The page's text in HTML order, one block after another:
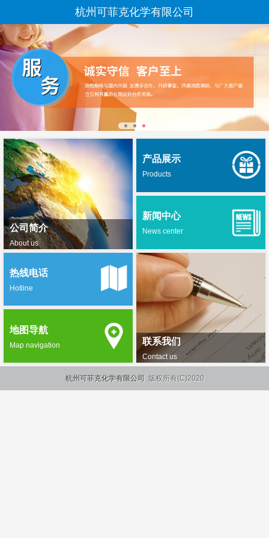
杭州可菲克化学有限公司
公司简介
About us
产品展示
Products
新闻中心
News center
联系我们
Contact us
热线电话
Hotline
地图导航
Map navigation
杭州可菲克化学有限公司 版权所有(C)2020